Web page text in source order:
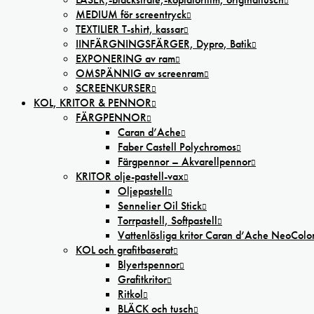
MEDIUM för screentryck
TEXTILIER T-shirt, kassar
IINFÄRGNINGSFÄRGER, Dypro, Batik
EXPONERING av ram
OMSPÄNNIG av screenram
SCREENKURSER
KOL, KRITOR & PENNOR
FÄRGPENNOR
Caran d’Ache
Faber Castell Polychromos
Färgpennor – Akvarellpennor
KRITOR olje-pastell-vax
Oljepastell
Sennelier Oil Stick
Torrpastell, Softpastell
Vattenlösliga kritor Caran d’Ache
KOL och grafitbaserat
Blyertspennor
Grafitkritor
Ritkol
BLÄCK och tusch